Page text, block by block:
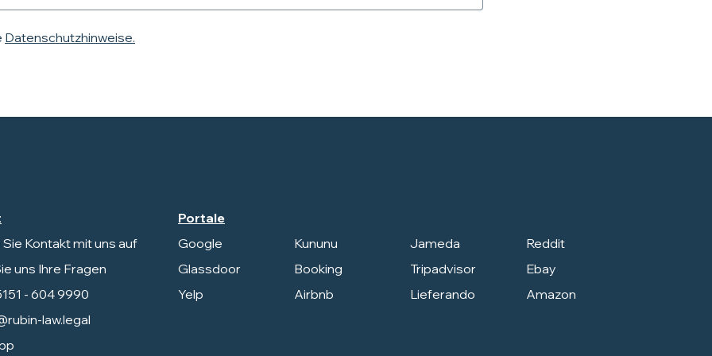
Datenschutzhinweise.
Kontakt mit uns auf
uns Ihre Fragen
- 604 9990
law.legal
Portale
Google
Kununu Jameda
Reddit
Glassdoor
Booking Tripadvisor
Ebay
Yelp
Airbnb Lieferando Amazon